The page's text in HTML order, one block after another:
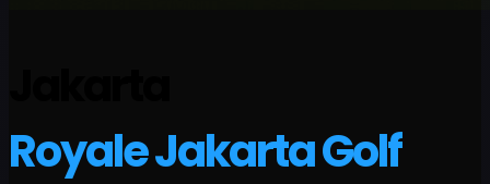
Royale Jakarta Golf